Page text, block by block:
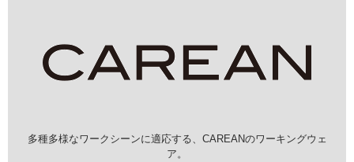
多種多様なワークシーンに適応する、CAREANのワーキングウェ
ア。